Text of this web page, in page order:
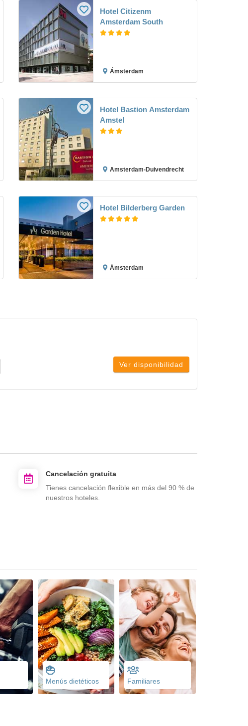
Hotel Citizenm
Amsterdam South
Ámsterdam
Hotel Bastion Amsterdam
Amstel
Amsterdam-Duivendrecht
Hotel Bilderberg Garden
Ámsterdam
Ver disponibilidad
Cancelación gratuita
Tienes cancelación flexible en más del 90 % de
nuestros hoteles.
Menús dietéticos Familiares